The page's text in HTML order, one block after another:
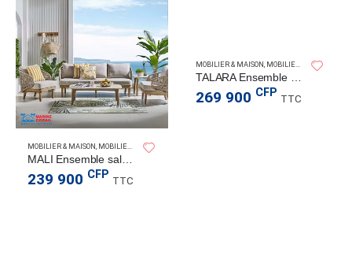
TABLE À MANGER
MOBILIER & MAISON MOBILIER D’EXTÉRIEUR
MALI Ensemble salon 4pièces
239 900 CFP TTC
MOBILIER & MAISON MOBILIER D’EXTÉRIEUR
269 900 CFP TTC